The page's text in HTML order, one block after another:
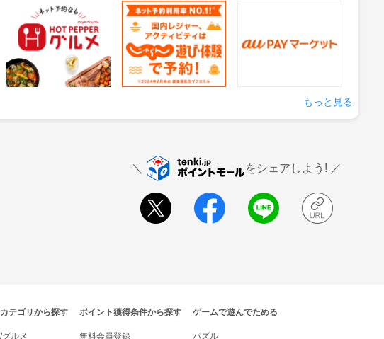
ホットペッパーグルメ
50 ポイント
獲得条件：店舗への来店
じゃらん 遊び・体験予
1.5%還元
獲得条件：サービス予約・
申込
0.5% 還元
もっと見る
をシェアしよう!
ョン
テゴリから探す
ルメ
ポイント獲得条件から探す
無料会員登録
ゲームで遊んでためる
パズル